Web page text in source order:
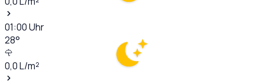
01:00Uhr
28°
0,0L/m²